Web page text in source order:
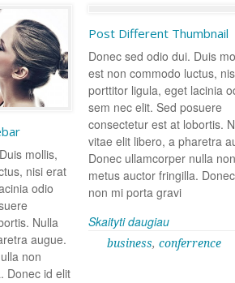
mollis,
nisi erat
odio
Nulla
augue.
non
Donec id elit
Post Different Thumbnail
Donec sed odio dui. Duis
est non commodo luctus,
porttitor ligula, eget lacinia
sem nec elit. Sed posuere
consectetur est at lobortis.
vitae elit libero, a pharetra
Donec ullamcorper nulla non
metus auctor fringilla.
non mi porta gravi
Skaityti daugiau
business, conferrence